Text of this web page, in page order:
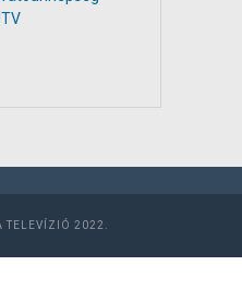
TELEVÍZIÓ 2022.